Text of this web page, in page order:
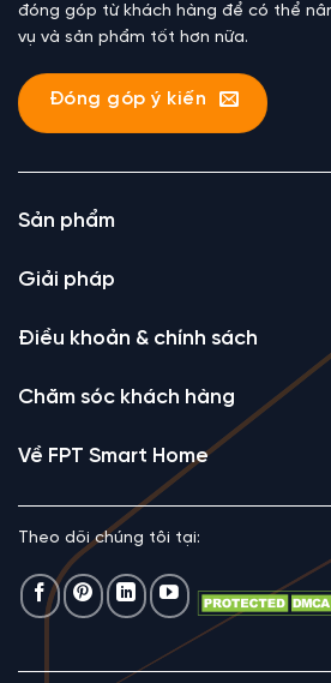
đóng góp từ khách hàng để có thể
vụ và sản phẩm tốt hơn nữa.
Đóng góp ý kiến
Sản phẩm
Giải pháp
Điều khoản & chính sách
Chăm sóc khách hàng
Về FPT Smart Home
Theo dõi chúng tôi tại: